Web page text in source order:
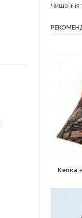
Чищення
Кепка